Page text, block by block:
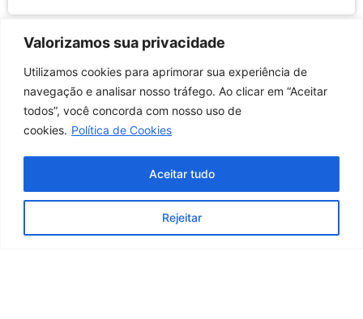
Valorizamos sua privacidade
Utilizamos cookies para aprimorar sua experiência de
navegação e analisar nosso tráfego. Ao clicar em “Aceitar
todos”, você concorda com nosso uso de
cookies. Política de Cookies
Rejeitar
Aceitar tudo
03.617.694/0001-07